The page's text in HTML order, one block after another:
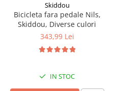
Skiddou
Bicicleta fara pedale Nils,
Skiddou, Diverse culori
343,99 Lei
IN STOC